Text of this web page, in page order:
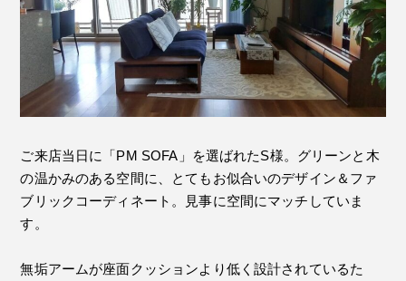
ご来店当日に「PM SOFA」を選ばれたS様。グリーンと木
の温かみのある空間に、とてもお似合いのデザイン＆ファ
ブリックコーディネート。見事に空間にマッチしていま
す。
無垢アームが座面クッションより低く設計されているた